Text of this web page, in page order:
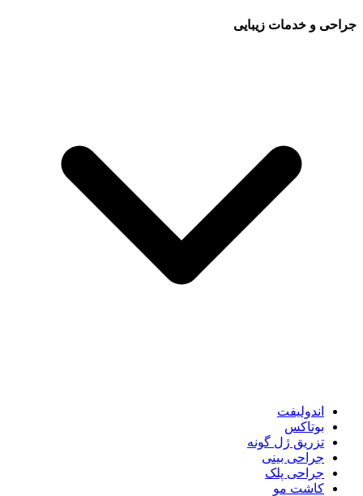
جراحی و خدمات زیبایی
اندولیفت
بوتاکس
تزریق ژل گونه
جراحی بینی
جراحی پلک
کاشت مو